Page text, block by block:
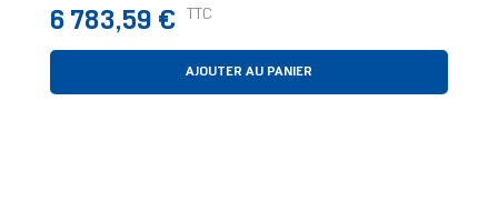
Prix
6 783,59 € TTC
AJOUTER AU PANIER